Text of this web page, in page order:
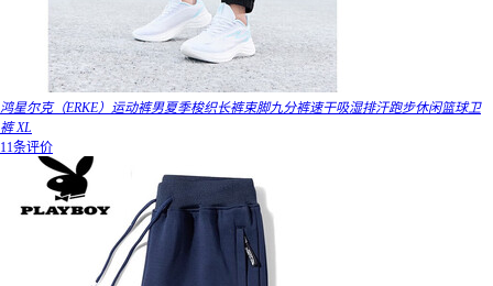
鸿星尔克（ERKE）运动裤男夏季梭织长裤束脚九分裤速干吸湿排汗跑步休闲篮球卫
裤 XL
11条评价